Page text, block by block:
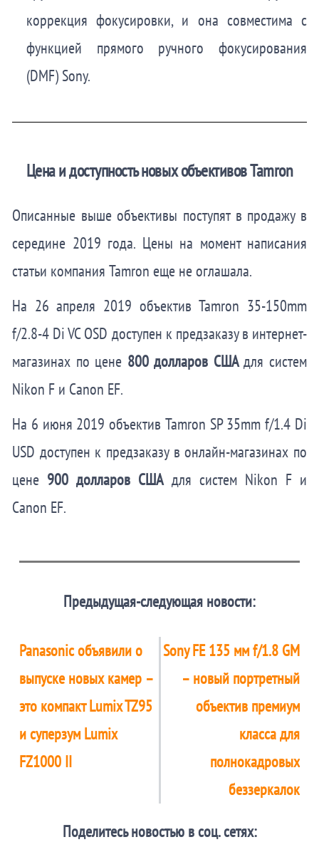
коррекция фокусировки, и она совместима с
функцией прямого ручного фокусирования
(DMF) Sony.
Цена и доступность новых объективов Tamron
Описанные выше объективы поступят в продажу в
середине 2019 года. Цены на момент написания
статьи компания Tamron еще не оглашала.
На 26 апреля 2019 объективTamron 35-150mm
f/2.8-4 Di VC OSD доступен к предзаказу в интернет-
магазинах по цене 800 долларов СШАдля систем
Nikon F и Canon EF.
На 6 июня 2019 объектив Tamron SP 35mm f/1.4 Di
USD доступен к предзаказу в онлайн-магазинах по
цене 900 долларов СШАдля систем Nikon F и
Canon EF.
Предыдущая-следующая новости:
Panasonic объявили о
выпуске новых камер –
это компакт Lumix TZ95
и суперзум Lumix
FZ1000 II
Sony FE 135 мм f/1.8 GM
– новый портретный
объектив премиум
класса для
полнокадровых
беззеркалок
Поделитесь новостью в соц. сетях: